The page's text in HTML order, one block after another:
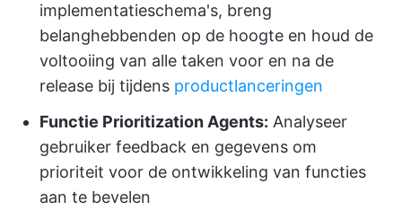
implementatieschema's, breng
belanghebbenden op de hoogte en houd de
voltooiing van alle taken voor en na de
release bij tijdens productlanceringen
Functie Prioritization Agents: Analyseer
gebruiker feedback en gegevens om
prioriteit voor de ontwikkeling van functies
aan te bevelen